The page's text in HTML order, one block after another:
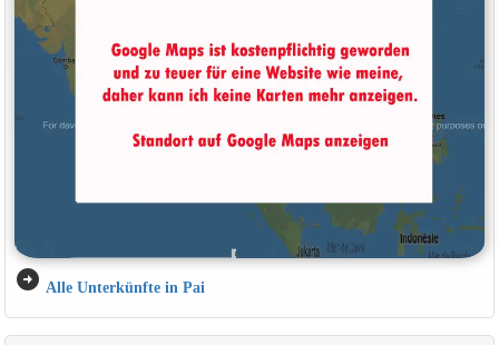
arrow_circle_right Alle Unterkünfte in Pai